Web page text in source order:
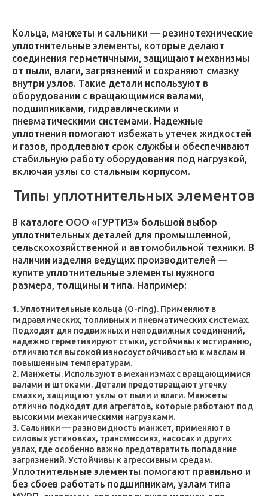
Кольца, манжеты и сальники — резинотехнические
уплотнительные элементы, которые делают
соединения герметичными, защищают механизмы
от пыли, влаги, загрязнений и сохраняют смазку
внутри узлов. Такие детали используют в
оборудовании с вращающимися валами,
подшипниками, гидравлическими и
пневматическими системами. Надежные
уплотнения помогают избежать утечек жидкостей
и газов, продлевают срок службы и обеспечивают
стабильную работу оборудования под нагрузкой,
включая узлы со стальным корпусом.
Типы уплотнительных элементов
В каталоге ООО «ГУРТИЗ» большой выбор
уплотнительных деталей для промышленной,
сельскохозяйственной и автомобильной техники. В
наличии изделия ведущих производителей —
купите уплотнительные элементы нужного
размера, толщины и типа. Например:
Уплотнительные кольца (O-ring). Применяют в
гидравлических, топливных и пневматических системах.
Подходят для подвижных и неподвижных соединений,
надежно герметизируют стыки, устойчивы к истиранию,
отличаются высокой износоустойчивостью к маслам и
повышенным температурам.
Манжеты. Используют в механизмах с вращающимися
валами и штоками. Детали предотвращают утечку
смазки, защищают узлы от пыли и влаги. Манжеты
отлично подходят для агрегатов, которые работают под
высокими механическими нагрузками.
Сальники — разновидность манжет, применяют в
силовых установках, трансмиссиях, насосах и других
узлах, где особенно важно предотвратить попадание
загрязнений. Устойчивы к агрессивным средам.
Уплотнительные элементы помогают правильно и
без сбоев работать подшипникам, узлам типа